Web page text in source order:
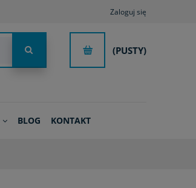
Zaloguj się
(PUSTY)
BLOG KONTAKT